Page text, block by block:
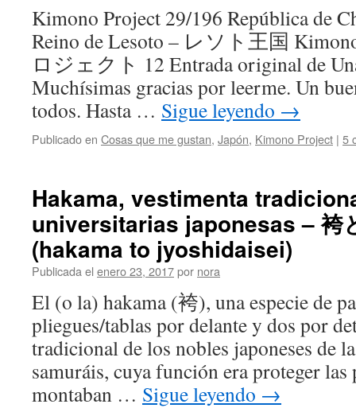
Kimono Project 29/196 República de
Reino de Lesoto – レソト王国
ロジェクト 12 Entrada original de
Muchísimas gracias por leerme. Un
todos. Hasta … Sigue leyendo →
Publicado en Cosas que me gustan, Japón, Kimono Project | 5
Hakama, vestimenta
universitarias japonesas – 袴
(hakama to jyoshidaisei)
Publicada el enero 23, 2017por nora
El (o la) hakama (袴), una especie de
pliegues/tablas por delante y dos por
tradicional de los nobles japoneses de
samuráis, cuya función era proteger las
montaban … Sigue leyendo →